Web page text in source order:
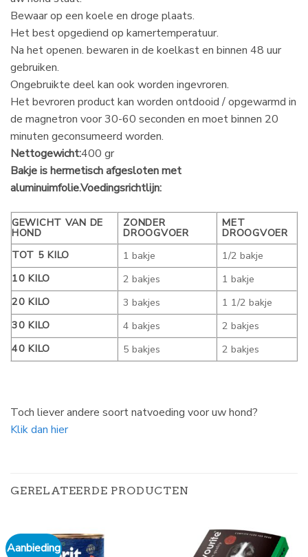
Bewaar op een koele en droge plaats.
Het best opgediend op kamertemperatuur.
Na het openen. bewaren in de koelkast en binnen 48 uur
gebruiken.
Ongebruikte deel kan ook worden ingevroren.
Het bevroren product kan worden ontdooid / opgewarmd in
de magnetron voor 30-60 seconden en moet binnen 20
minuten geconsumeerd worden.
Nettogewicht:400 gr
Bakje is hermetisch afgesloten met
aluminuimfolie.Voedingsrichtlijn:
GEWICHT VAN DE
HOND
ZONDER
DROOGVOER
MET
DROOGVOER
TOT 5 KILO
1 bakje
1/2 bakje
10 KILO
2 bakjes
1 bakje
20 KILO
3 bakjes
1 1/2 bakje
30 KILO
4 bakjes
2 bakjes
40 KILO
5 bakjes 2 bakjes
Toch liever andere soort natvoeding voor uw hond?
Klik dan hier
GERELATEERDE PRODUCTEN
Aanbieding